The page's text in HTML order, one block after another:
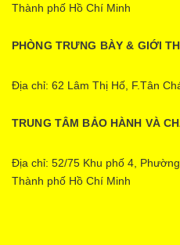
Thành phố Hồ Chí Minh
PHÒNG TRƯNG BÀY & GIỚI
Địa chỉ: 62 Lâm Thị Hố, F.Tân
TRUNG TÂM BẢO HÀNH VÀ
Địa chỉ: 52/75 Khu phố 4,
Thành phố Hồ Chí Minh